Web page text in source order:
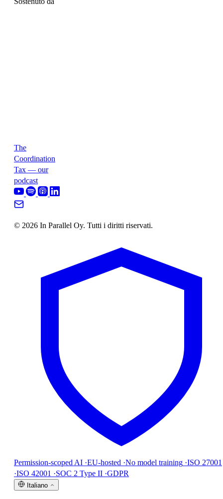
The
Coordination
Tax — our
podcast
© 2026 In Parallel Oy. Tutti i diritti riservati.
Permission-scoped AI ·EU-hosted ·No model training ·ISO 27001
·ISO 42001 ·SOC 2 Type II ·GDPR
Italiano